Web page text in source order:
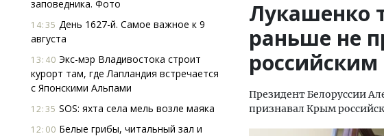
заповедника. Фото
14:35 День 1627-й. Самое важное к 9
августа
13:40 Экс-мэр Владивостока строит
курорт там, где Лапландия встречается
с Японскими Альпами
12:35 SOS: яхта села мель возле маяка
12:00 Белые грибы, читальный зал и
Лукашенко
раньше не
российским
Президент Белоруссии
признавал Крым